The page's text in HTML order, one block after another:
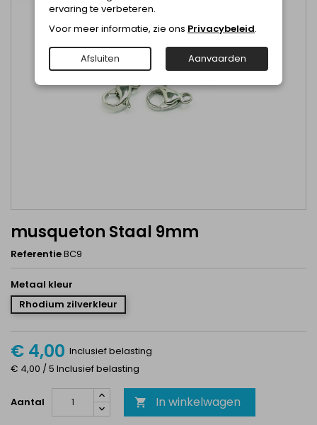
musqueton Staal 9mm
ReferentieBC9
Metaal kleur
Rhodium zilverkleur
€ 4,00 Inclusief belasting
€ 4,00 / 5 Inclusief belasting
Aantal  In winkelwagen
ervaring te verbeteren.
Voor meer informatie, zie ons Privacybeleid.
Afsluiten Aanvaarden